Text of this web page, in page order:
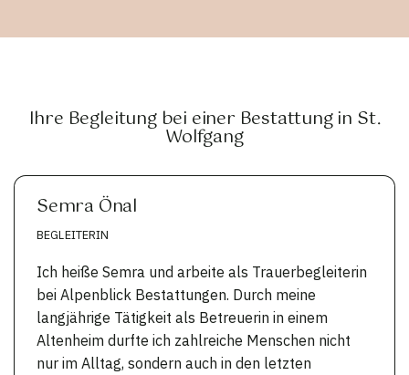
Ihre Begleitung bei einer Bestattung in St.
Wolfgang
Semra Önal
BEGLEITERIN
Ich heiße Semra und arbeite als Trauerbegleiterin
bei Alpenblick Bestattungen. Durch meine
langjährige Tätigkeit als Betreuerin in einem
Altenheim durfte ich zahlreiche Menschen nicht
nur im Alltag, sondern auch in den letzten